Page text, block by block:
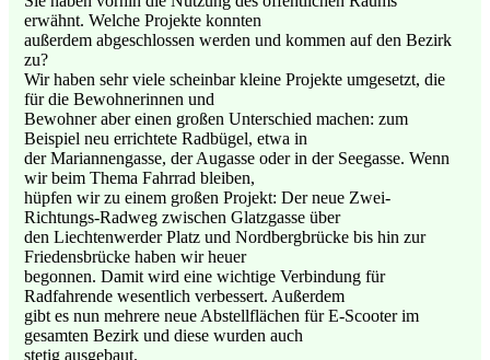
erwähnt. Welche Projekte konnten
außerdem abgeschlossen werden und kommen auf den Bezirk
zu?
Wir haben sehr viele scheinbar kleine Projekte umgesetzt, die
für die Bewohnerinnen und
Bewohner aber einen großen Unterschied machen: zum
Beispiel neu errichtete Radbügel, etwa in
der Mariannengasse, der Augasse oder in der Seegasse. Wenn
wir beim Thema Fahrrad bleiben,
hüpfen wir zu einem großen Projekt: Der neue Zwei-
Richtungs-Radweg zwischen Glatzgasse über
den Liechtenwerder Platz und Nordbergbrücke bis hin zur
Friedensbrücke haben wir heuer
begonnen. Damit wird eine wichtige Verbindung für
Radfahrende wesentlich verbessert. Außerdem
gibt es nun mehrere neue Abstellflächen für E-Scooter im
gesamten Bezirk und diese wurden auch
stetig ausgebaut.